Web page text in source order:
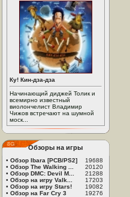
Ку! Кин-дза-дза
Начинающий диджей Толик и
всемирно известный
виолончелист Владимир
Чижов встречают на шумной
моск...
Обзоры на игры
• Обзор Ibara [PCB/PS2]
19688
• Обзор The Walking ...
20120
• Обзор DMC: Devil M...
21288
• Обзор на игру Valk...
17203
• Обзор на игру Stars!
19082
• Обзор на Far Cry 3
19276